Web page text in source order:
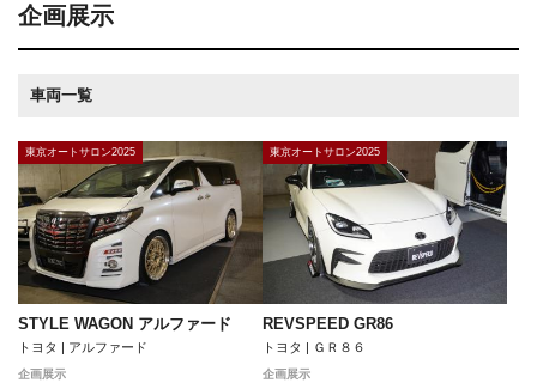
企画展示
車両一覧
東京オートサロン2025
STYLE WAGON アルファード
トヨタ | アルファード
企画展示
東京オートサロン2025
REVSPEED GR86
トヨタ | ＧＲ８６
企画展示